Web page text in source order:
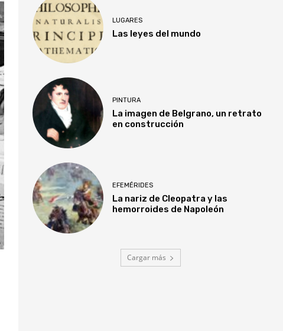
LUGARES
Las leyes del mundo
PINTURA
La imagen de Belgrano, un retrato
en construcción
EFEMÉRIDES
La nariz de Cleopatra y las
hemorroides de Napoleón
Cargar más